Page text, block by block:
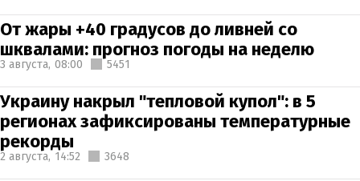
От жары +40 градусов до ливней со
шквалами: прогноз погоды на неделю
3 августа, 08:00 5451
Украину накрыл "тепловой купол": в 5
регионах зафиксированы температурные
рекорды
2 августа, 14:52 3648